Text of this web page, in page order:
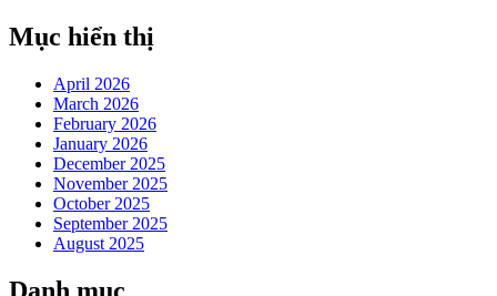
Mục hiển thị
April 2026
March 2026
February 2026
January 2026
December 2025
November 2025
October 2025
September 2025
August 2025
Danh mục